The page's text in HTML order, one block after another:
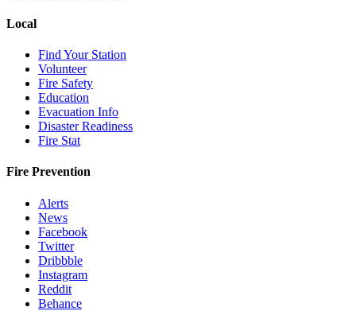
Local
Find Your Station
Volunteer
Fire Safety
Education
Evacuation Info
Disaster Readiness
Fire Stat
Fire Prevention
Alerts
News
Facebook
Twitter
Dribbble
Instagram
Reddit
Behance